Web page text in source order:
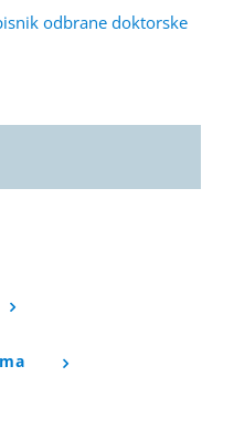
odbrane doktorske